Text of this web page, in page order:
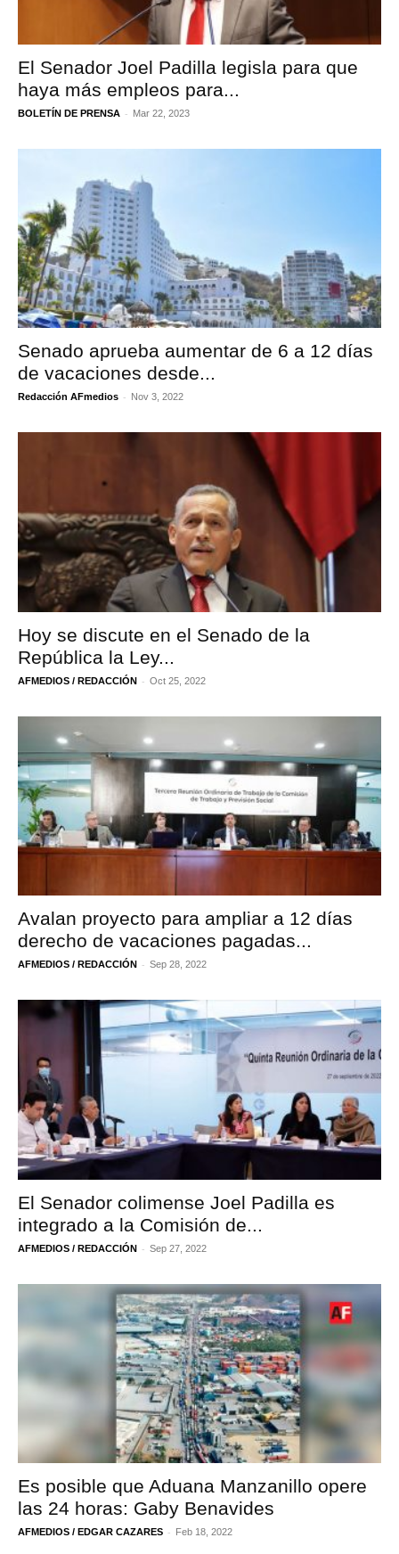
El Senador Joel Padilla legisla para que
haya más empleos para...
BOLETÍN DE PRENSA - Mar 22, 2023
Senado aprueba aumentar de 6 a 12 días
de vacaciones desde...
Redacción AFmedios - Nov 3, 2022
Hoy se discute en el Senado de la
República la Ley...
AFMEDIOS / REDACCIÓN - Oct 25, 2022
Avalan proyecto para ampliar a 12 días
derecho de vacaciones pagadas...
AFMEDIOS / REDACCIÓN - Sep 28, 2022
El Senador colimense Joel Padilla es
integrado a la Comisión de...
AFMEDIOS / REDACCIÓN - Sep 27, 2022
Es posible que Aduana Manzanillo opere
las 24 horas: Gaby Benavides
AFMEDIOS / EDGAR CAZARES - Feb 18, 2022